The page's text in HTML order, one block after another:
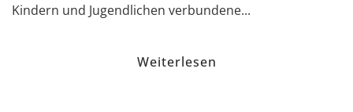
Kindern und Jugendlichen verbundene...
Weiterlesen